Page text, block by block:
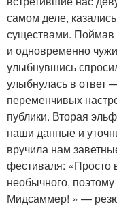
самом деле,
существами.
и одновременно
улыбнувшись
улыбнулась в ответ
переменчивых
публики. Вторая
наши данные и
вручила нам
фестиваля: «Просто
необычного,
Мидсаммер! » —